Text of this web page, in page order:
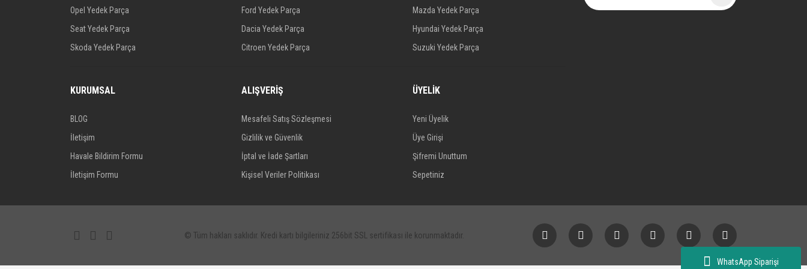
WhatsApp Siparişi
Opel Yedek Parça
Seat Yedek Parça
Skoda Yedek Parça
Ford Yedek Parça
Dacia Yedek Parça
Citroen Yedek Parça
Mazda Yedek Parça
Hyundai Yedek Parça
Suzuki Yedek Parça
KURUMSAL
BLOG
İletişim
Havale Bildirim Formu
İletişim Formu
ALIŞVERİŞ
Mesafeli Satış Sözleşmesi
Gizlilik ve Güvenlik
İptal ve İade Şartları
Kişisel Veriler Politikası
ÜYELİK
Yeni Üyelik
Üye Girişi
Şifremi Unuttum
Sepetiniz
© Tüm hakları saklıdır. Kredi kartı bilgileriniz 256bit SSL sertifikası ile korunmaktadır.